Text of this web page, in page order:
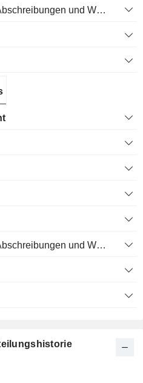
Geschäftssegmente - Abschreibungen und Wertminderungen
Geschäftssegmente - Abschreibungen und Wertminderungen